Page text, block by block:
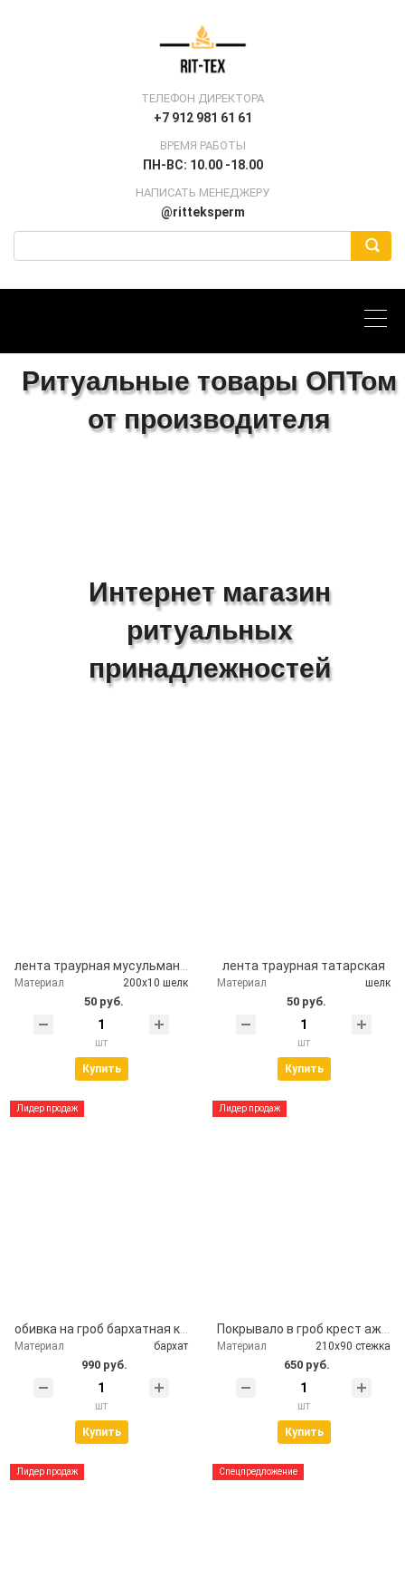
ТЕЛЕФОН ДИРЕКТОРА
+7 912 981 61 61
ВРЕМЯ РАБОТЫ
ПН-ВС: 10.00 -18.00
НАПИСАТЬ МЕНЕДЖЕРУ
@ritteksperm
Ритуальные товары ОПТом
от производителя
Интернет магазин
ритуальных
принадлежностей
Материал 200х10 шелк
50 руб.
шт
Купить
лента траурная татарская
Материал шелк
50 руб.
шт
Купить
Лидер продаж
Материал бархат
990 руб.
шт
Купить
Лидер продаж
Материал 210х90 стежка
650 руб.
шт
Купить
Лидер продаж Спецпредложение